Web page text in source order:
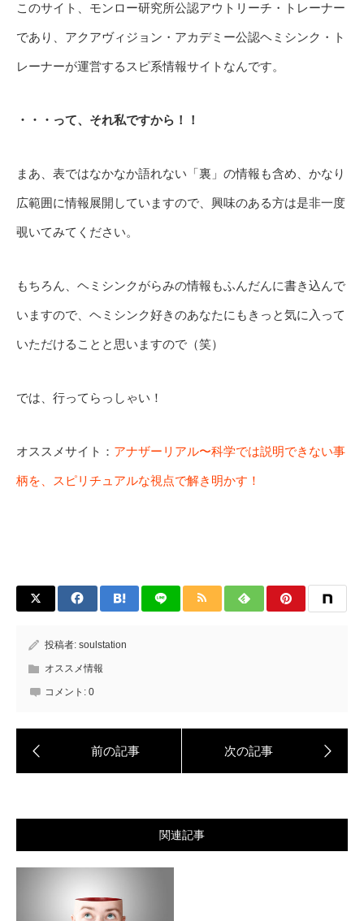
このサイト、モンロー研究所公認アウトリーチ・トレーナー
であり、アクアヴィジョン・アカデミー公認ヘミシンク・ト
レーナーが運営するスピ系情報サイトなんです。
・・・って、それ私ですから！！
まあ、表ではなかなか語れない「裏」の情報も含め、かなり
広範囲に情報展開していますので、興味のある方は是非一度
覗いてみてください。
もちろん、ヘミシンクがらみの情報もふんだんに書き込んで
いますので、ヘミシンク好きのあなたにもきっと気に入って
いただけることと思いますので（笑）
では、行ってらっしゃい！
オススメサイト： アナザーリアル〜科学では説明できない事
柄を、スピリチュアルな視点で解き明かす！
投稿者: soulstation
オススメ情報
コメント: 0
関連記事